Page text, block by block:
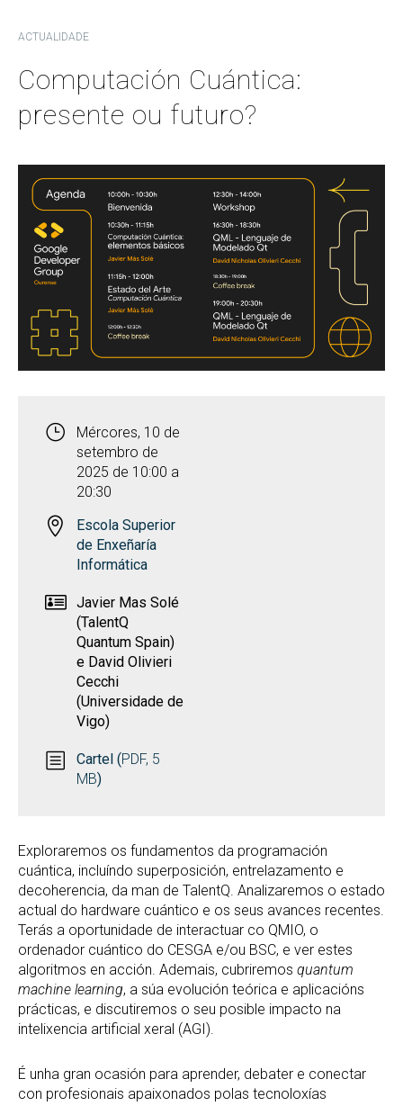
ACTUALIDADE
Computación Cuántica:
presente ou futuro?
Mércores, 10 de
setembro de
2025 de 10:00 a
20:30
Escola Superior
de Enxeñaría
Informática
Javier Mas Solé
(TalentQ
Quantum Spain)
e David Olivieri
Cecchi
(Universidade de
Vigo)
Cartel (PDF, 5
MB)
Exploraremos os fundamentos da programación
cuántica, incluíndo superposición, entrelazamento e
decoherencia, da man de TalentQ. Analizaremos o estado
actual do hardware cuántico e os seus avances recentes.
Terás a oportunidade de interactuar co QMIO, o
ordenador cuántico do CESGA e/ou BSC, e ver estes
algoritmos en acción. Ademais, cubriremos quantum
machine learning, a súa evolución teórica e aplicacións
prácticas, e discutiremos o seu posible impacto na
intelixencia artificial xeral (AGI).
É unha gran ocasión para aprender, debater e conectar
con profesionais apaixonados polas tecnoloxías